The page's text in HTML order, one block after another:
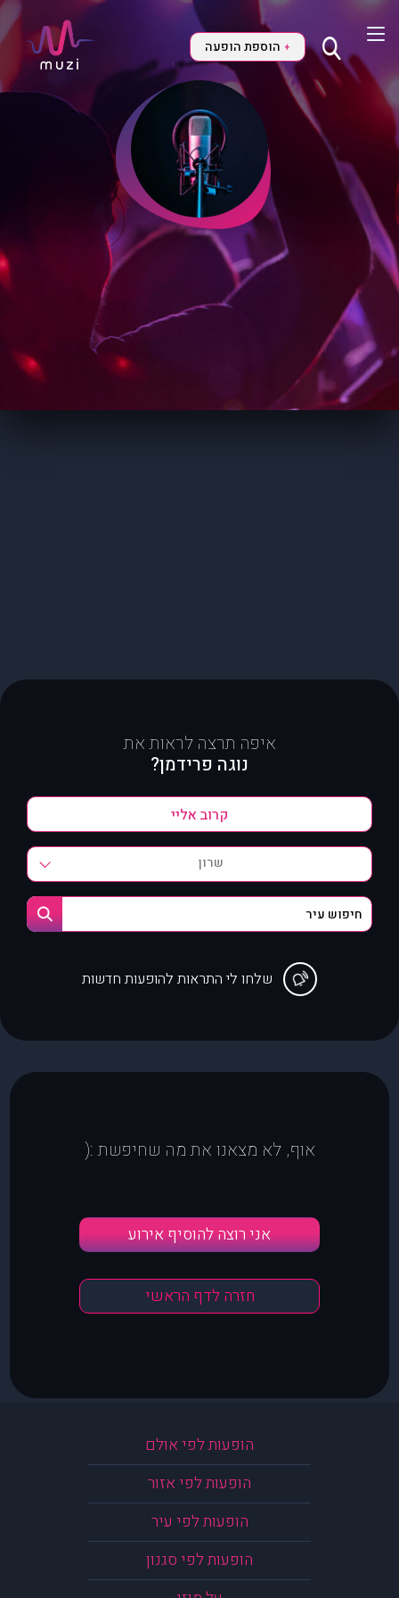
+ הוספת הופעה
איפה תרצה לראות את
נוגה פרידמן?
שרון
שלחו לי התראות להופעות חדשות
אוף, לא מצאנו את מה שחיפשת :(
אני רוצה להוסיף אירוע
חזרה לדף הראשי
הופעות לפי אולם
הופעות לפי אזור
הופעות לפי עיר
הופעות לפי סגנון